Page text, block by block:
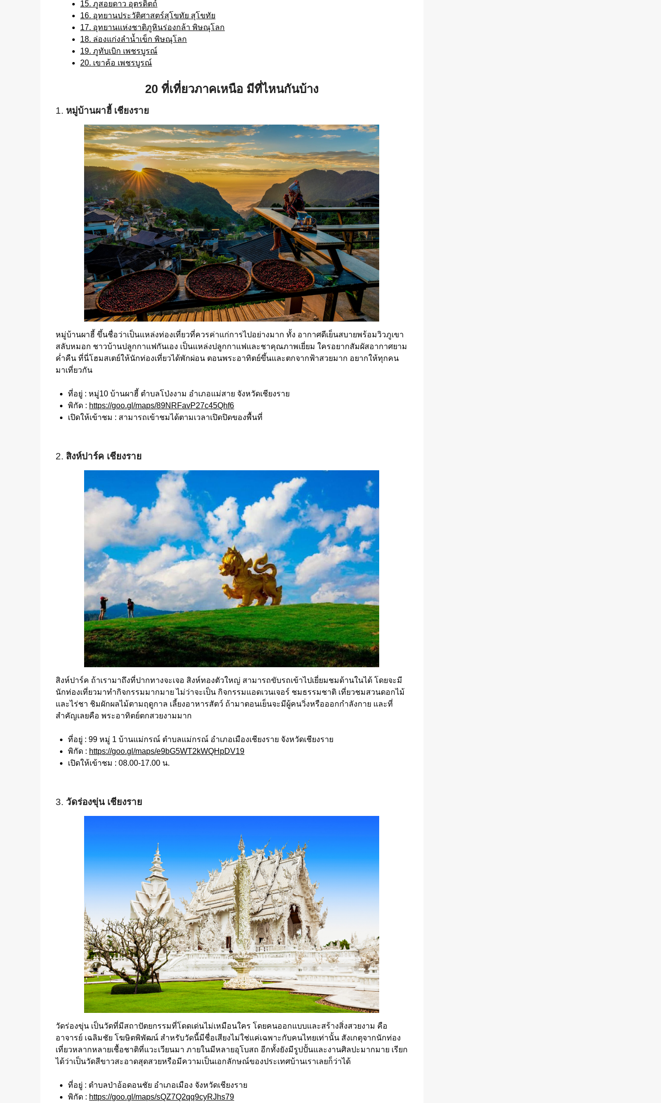
15. ภูสอยดาว อุตรดิตถ์
16. อุทยานประวัติศาสตร์สุโขทัย สุโขทัย
17. อุทยานแห่งชาติภูหินร่องกล้า พิษณุโลก
18. ล่องแก่งลำน้ำเข็ก พิษณุโลก
19. ภูทับเบิก เพชรบูรณ์
20. เขาค้อ เพชรบูรณ์
20 ที่เที่ยวภาคเหนือ มีที่ไหนกันบ้าง
1. หมู่บ้านผาฮี้ เชียงราย
หมู่บ้านผาฮี้ ขึ้นชื่อว่าเป็นแหล่งท่องเที่ยวที่ควรค่าแก่การไปอย่างมาก ทั้ง อากาศดีเย็นสบายพร้อมวิวภูเขา
สลับหมอก ชาวบ้านปลูกกาแฟกันเอง เป็นแหล่งปลูกกาแฟและชาคุณภาพเยี่ยม ใครอยากสัมผัสอากาศยาม
ค่ำคืน ที่นี่โฮมสเตย์ให้นักท่องเที่ยวได้พักผ่อน ตอนพระอาทิตย์ขึ้นและตกจากฟ้าสวยมาก อยากให้ทุกคน
มาเที่ยวกัน
ที่อยู่ : หมู่10 บ้านผาฮี้ ตำบลโป่งงาม อำเภอแม่สาย จังหวัดเชียงราย
พิกัด : https://goo.gl/maps/89NRFavP27c45Qhf6
เปิดให้เข้าชม : สามารถเข้าชมได้ตามเวลาเปิดปิดของพื้นที่
2.สิงห์ปาร์ค เชียงราย
สิงห์ปาร์ค ถ้าเรามาถึงที่ปากทางจะเจอ สิงห์ทองตัวใหญ่ สามารถขับรถเข้าไปเยี่ยมชมด้านในได้ โดยจะมี
นักท่องเที่ยวมาทำกิจกรรมมากมาย ไม่ว่าจะเป็น กิจกรรมแอดเวนเจอร์ ชมธรรมชาติ เที่ยวชมสวนดอกไม้
และไร่ชา ชิมผักผลไม้ตามฤดูกาล เลี้ยงอาหารสัตว์ ถ้ามาตอนเย็นจะมีผู้คนวิ่งหรือออกกำลังกาย และที่
สำคัญเลยคือ พระอาทิตย์ตกสวยงามมาก
ที่อยู่ : 99 หมู่ 1 บ้านแม่กรณ์ ตำบลแม่กรณ์ อำเภอเมืองเชียงราย จังหวัดเชียงราย
พิกัด : https://goo.gl/maps/e9bG5WT2kWQHpDV19
เปิดให้เข้าชม : 08.00-17.00 น.
3. วัดร่องขุ่น เชียงราย
วัดร่องขุ่น เป็นวัดที่มีสถาปัตยกรรมที่โดดเด่นไม่เหมือนใคร โดยคนออกแบบและสร้างสิ่งสวยงาม คือ
อาจารย์ เฉลิมชัย โฆษิตพิพัฒน์ สำหรับวัดนี้มีชื่อเสียงไม่ใช่แค่เฉพาะกับคนไทยเท่านั้น สังเกตุจากนักท่อง
เที่ยวหลากหลายเชื้อชาติที่แวะเวียนมา ภายในมีหลายอุโบสถ อีกทั้งยังมีรูปปั้นและงานศิลปะมากมาย เรียก
ได้ว่าเป็นวัดสีขาวสะอาดสุดสวยหรือมีความเป็นเอกลักษณ์ของประเทศบ้านเราเลยก็ว่าได้
ที่อยู่ : ตำบลป่าอ้อดอนชัย อำเภอเมือง จังหวัดเชียงราย
พิกัด : https://goo.gl/maps/sQZ7Q2qq9cyRJhs79